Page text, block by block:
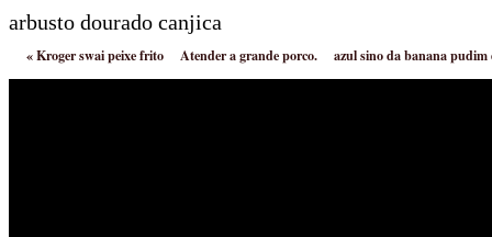
arbusto dourado canjica
«Kroger swai peixe frito Atender a grande porco. azul sino da banana pudim